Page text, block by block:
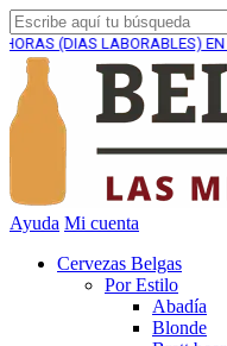
LABORABLES) EN PENÍNSULA*
Ayuda Mi cuenta
Cervezas Belgas
Por Estilo
Abadía
Blonde